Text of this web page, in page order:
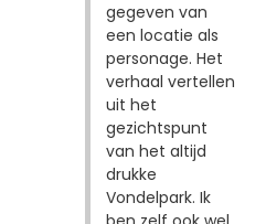
gegeven van
een locatie als
personage. Het
verhaal vertellen
uit het
gezichtspunt
van het altijd
drukke
Vondelpark. Ik